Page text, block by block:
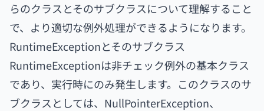
らのクラスとそのサブクラスについて理解すること
で、より適切な例外処理ができるようになります。
RuntimeExceptionとそのサブクラス
RuntimeExceptionは非チェック例外の基本クラス
であり、実行時にのみ発生します。このクラスのサ
ブクラスとしては、NullPointerException、